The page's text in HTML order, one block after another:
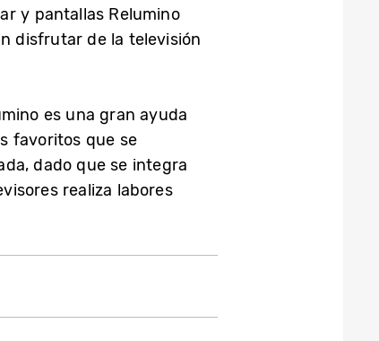
y pantallas Relumino
disfrutar de la televisión
es una gran ayuda
favoritos que se
dado que se integra
realiza labores